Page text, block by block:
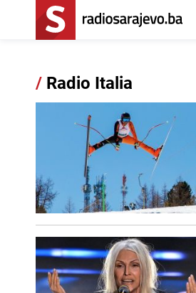
/ Radio Italia